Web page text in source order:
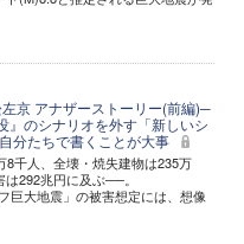
左京 アナザーストーリー(前編)─
』のシナリオを外す「新しいシ
分たちで書くことが大事
8千人、全壊・焼失建物は235万
292兆円に及ぶ──。
巨大地震」の被害想定には、想像